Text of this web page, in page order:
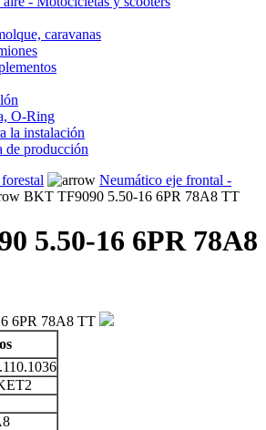
caravanas
O-Ring
la instalación
de producción
Neumático eje frontal -
BKT TF9090 5.50-16 6PR 78A8 TT
5.50-16 6PR 78A8